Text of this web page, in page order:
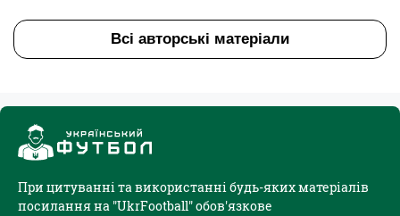
Всі авторські матеріали
При цитуванні та використанні будь-яких матеріалів
посилання на "UkrFootball" обов'язкове